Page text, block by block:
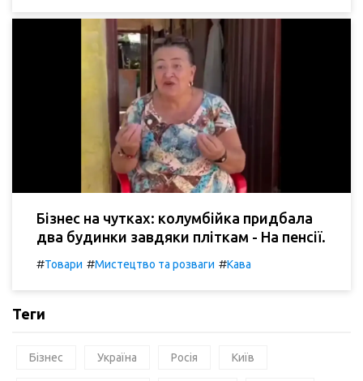
Бізнес на чутках: колумбійка придбала
два будинки завдяки пліткам - На пенсії.
#Товари #Мистецтво та розваги #Кава
Теги
Бізнес Україна Росія Київ